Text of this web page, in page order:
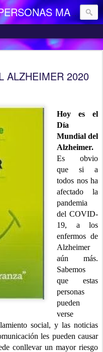
CENTRO DE DIA PARA PERSONAS MAYORES DEPENDIENTES "LA CAMOCHA"
ALZHEIMER 2020
Hoy es el
Día
Mundial del
Alzheimer.
Es obvio
que si a
todos nos ha
afectado la
pandemia
del COVID-
19, a los
enfermos de
Alzheimer
aún más.
Sabemos
que estas
personas
pueden
verse
social, y las noticias
les pueden causar
conllevar un mayor riesgo